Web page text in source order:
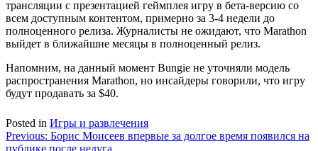
трансляции с презентацией геймплея игру в бета-версию со
всем доступным контентом, примерно за 3-4 недели до
полноценного релиза. Журналисты не ожидают, что Marathon
выйдет в ближайшие месяцы в полноценный релиз.
Напомним, на данный момент Bungie не уточняли модель
распространения Marathon, но инсайдеры говорили, что игру
будут продавать за $40.
Posted in Игры и развлечения
Навигация
Previous: Борис Моисеев впервые за долгое время появился на
публике после недуга